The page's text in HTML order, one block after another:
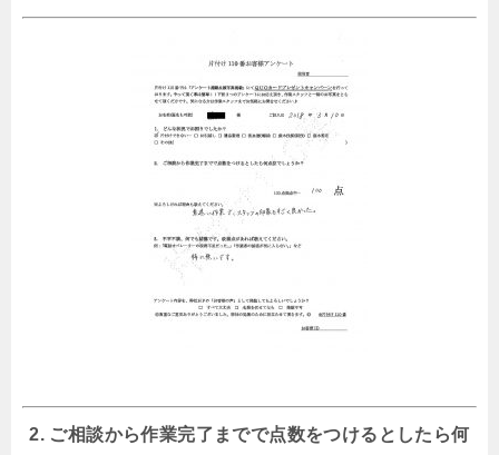
2. ご相談から作業完了までで点数をつけるとしたら何